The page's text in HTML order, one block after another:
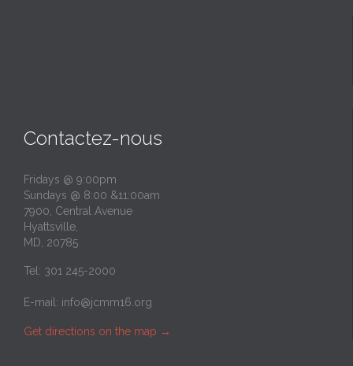
Contactez-nous
Fridays @ 9:00pm
Sundays @ 8:00 &11:00am
7900, Central Avenue
Hyattsville,
MD, 20785
Tel: 301 245-2000
E-mail: info@jcmm16.org
Get directions on the map →